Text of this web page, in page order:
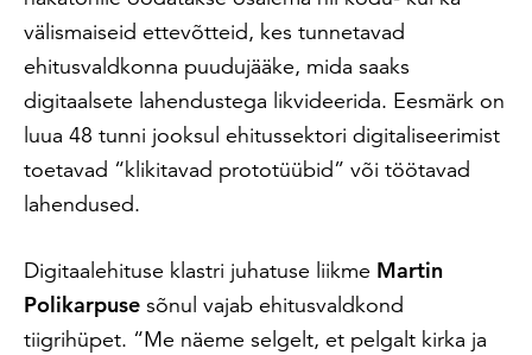
välismaiseid ettevõtteid, kes tunnetavad
ehitusvaldkonna puudujääke, mida saaks
digitaalsete lahendustega likvideerida. Eesmärk on
luua 48 tunni jooksul ehitussektori digitaliseerimist
toetavad “klikitavad prototüübid” või töötavad
lahendused.
Digitaalehituse klastri juhatuse liikme Martin
Polikarpuse sõnul vajab ehitusvaldkond
tiigrihüpet. “Me näeme selgelt, et pelgalt kirka ja